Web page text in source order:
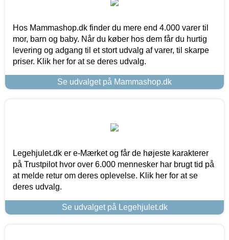
Hos Mammashop.dk finder du mere end 4.000 varer til
mor, barn og baby. Når du køber hos dem får du hurtig
levering og adgang til et stort udvalg af varer, til skarpe
priser. Klik her for at se deres udvalg.
Se udvalget på Mammashop.dk
Legehjulet.dk er e-Mærket og får de højeste karakterer
på Trustpilot hvor over 6.000 mennesker har brugt tid på
at melde retur om deres oplevelse. Klik her for at se
deres udvalg.
Se udvalget på Legehjulet.dk